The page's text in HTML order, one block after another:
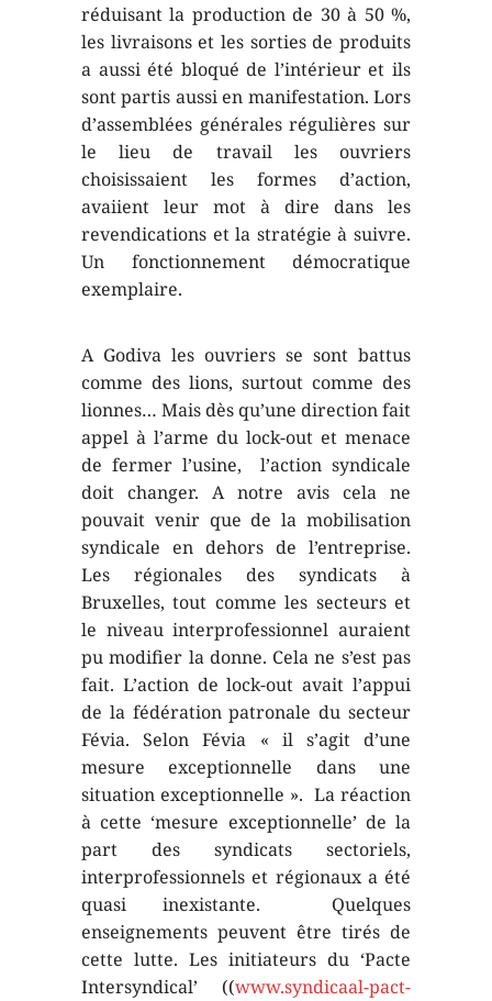
réduisant la production de 30 à 50 %,
les livraisons et les sorties de produits
a aussi été bloqué de l’intérieur et ils
sont partis aussi en manifestation. Lors
d’assemblées générales régulières sur
le lieu de travail les ouvriers
choisissaient les formes d’action,
avaiient leur mot à dire dans les
revendications et la stratégie à suivre.
Un fonctionnement démocratique
exemplaire.
A Godiva les ouvriers se sont battus
comme des lions, surtout comme des
lionnes… Mais dès qu’une direction fait
appel à l’arme du lock-out et menace
de fermer l’usine, l’action syndicale
doit changer. A notre avis cela ne
pouvait venir que de la mobilisation
syndicale en dehors de l’entreprise.
Les régionales des syndicats à
Bruxelles, tout comme les secteurs et
le niveau interprofessionnel auraient
pu modifier la donne. Cela ne s’est pas
fait. L’action de lock-out avait l’appui
de la fédération patronale du secteur
Févia. Selon Févia « il s’agit d’une
mesure exceptionnelle dans une
situation exceptionnelle ». La réaction
à cette ‘mesure exceptionnelle’ de la
part des syndicats sectoriels,
interprofessionnels et régionaux a été
quasi inexistante. Quelques
enseignements peuvent être tirés de
cette lutte. Les initiateurs du ‘Pacte
Intersyndical’ ((www.syndicaal-pact-